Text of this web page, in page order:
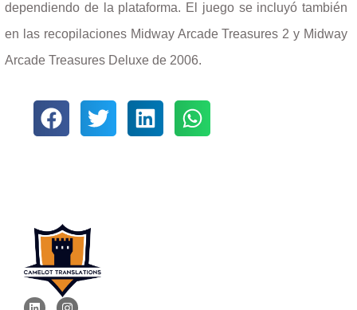
dependiendo de la plataforma. El juego se incluyó también
en las recopilaciones Midway Arcade Treasures 2 y Midway
Arcade Treasures Deluxe de 2006.